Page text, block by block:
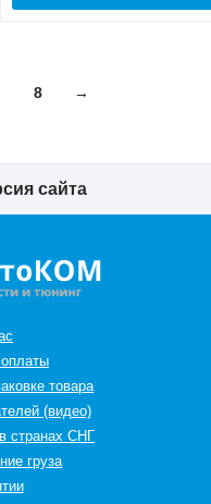
8 →
сайта
товара
(видео)
странах СНГ
груза